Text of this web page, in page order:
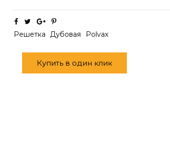
Решетка Дубовая Polvax
Купить в один клик